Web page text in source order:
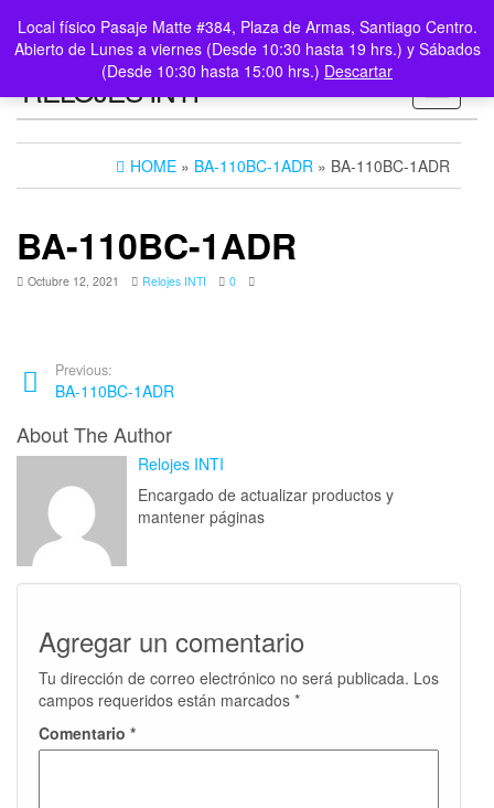
Local físico Pasaje Matte #384, Plaza de Armas, Santiago Centro.
Abierto de Lunes a viernes (Desde 10:30 hasta 19 hrs.) y Sábados
(Desde 10:30 hasta 15:00 hrs.) Descartar
LOGIN /
REGISTER
0
$0
Toggle
RELOJES INTI
HOME » BA-110BC-1ADR » BA-110BC-1ADR
BA-110BC-1ADR
Octubre 12, 2021 Relojes INTI 0
Previous:
BA-110BC-1ADR
About The Author
Relojes INTI
Encargado de actualizar productos y
mantener páginas
Agregar un comentario
Tu dirección de correo electrónico no será publicada. Los
campos requeridos están marcados *
Comentario *